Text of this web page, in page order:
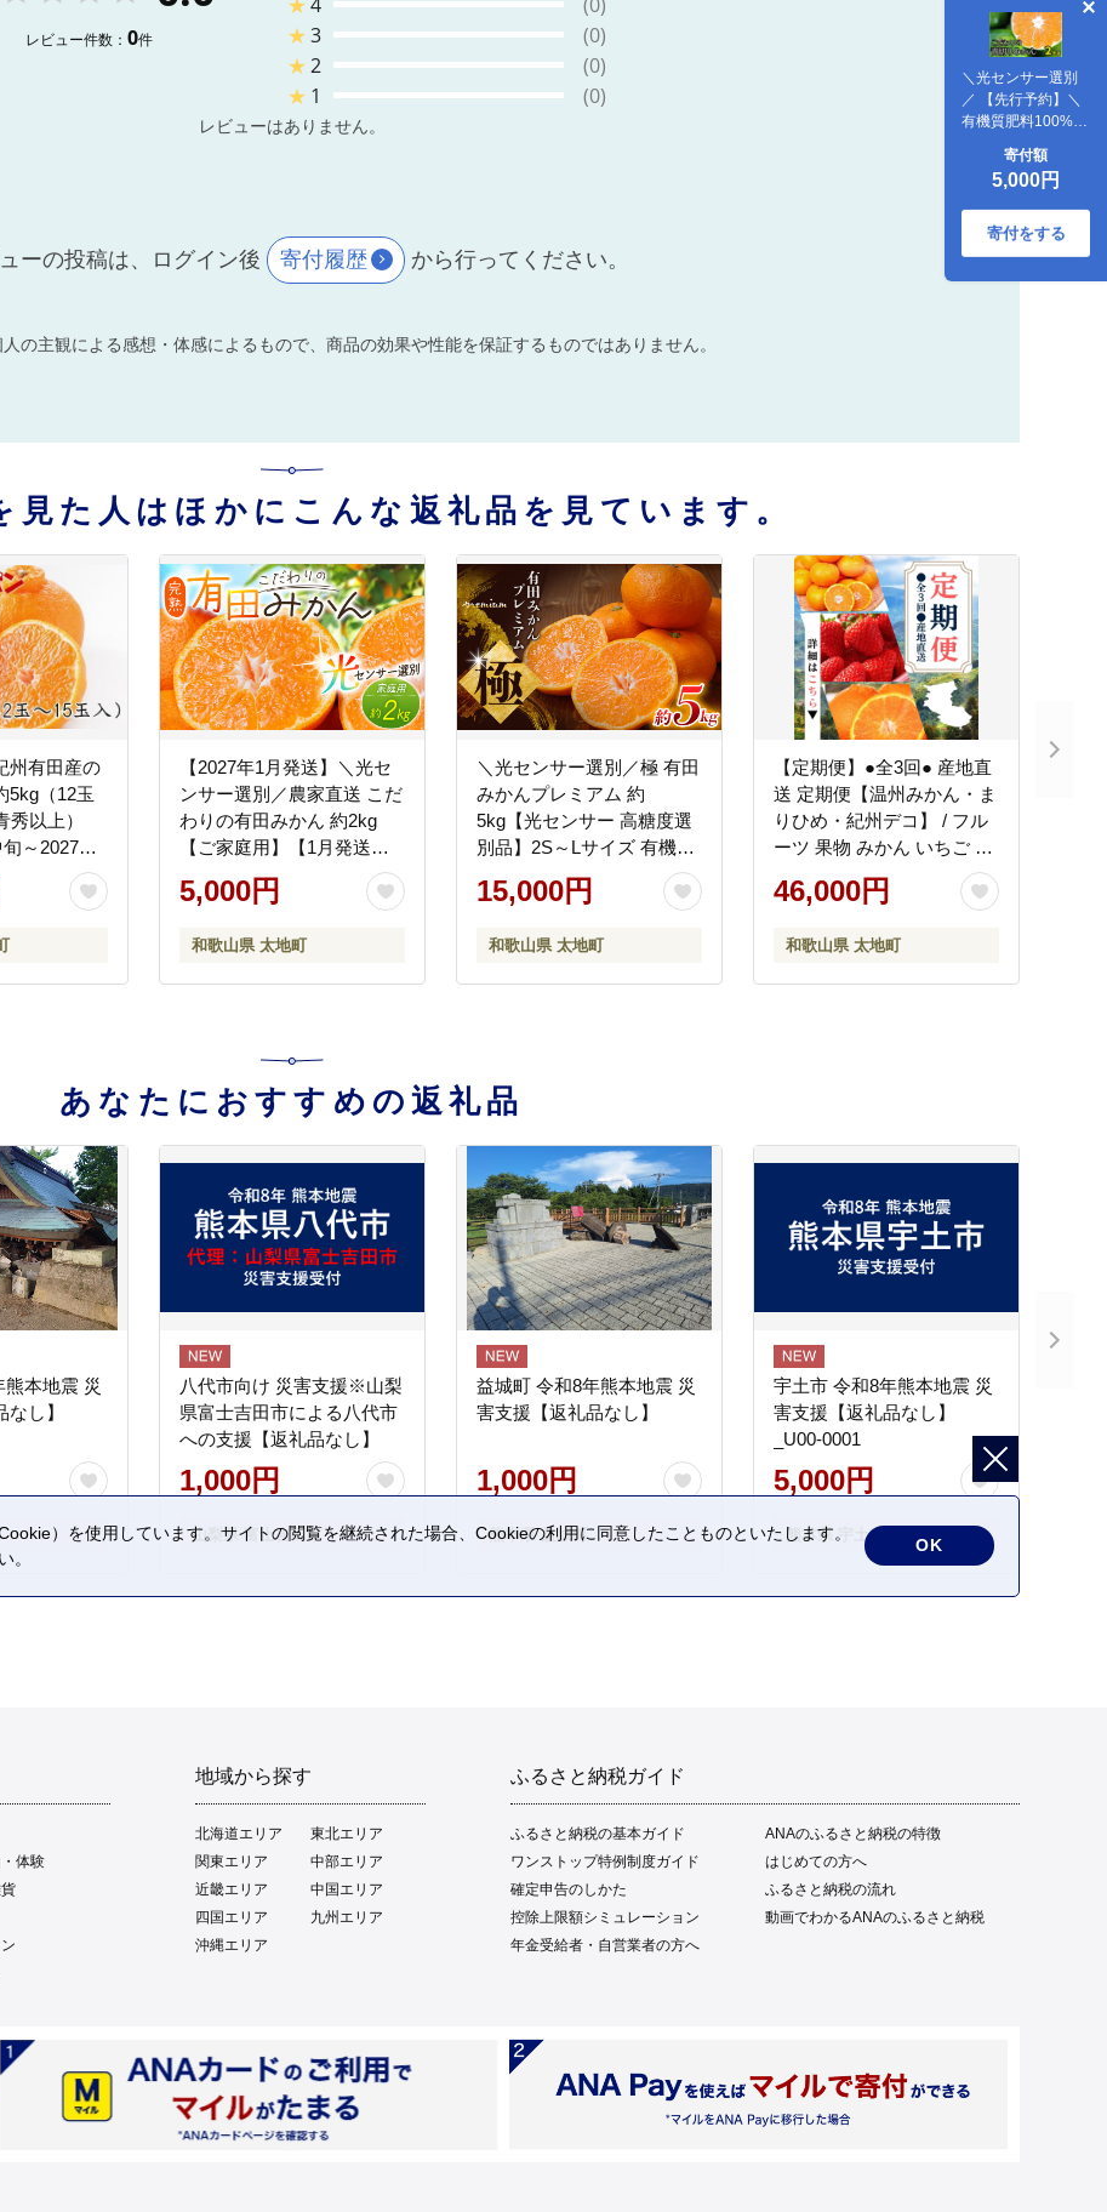
＼光センサー選別
／ 【先行予約】＼
有機質肥料100%／
みかん 約2kg サイ
ズ混合 【2026年9
月～10月に順次発
送予定】
【nuk169B】
寄付額
5,000円
寄付をする
レビュー件数： 0件
★3
(0)
★2
(0)
★ 1 (0)
レビューはありません。
ーの投稿は、ログイン後 寄付履歴 から行ってください。
の主観による感想・体感によるもので、商品の効果や性能を保証するものではありません。
見た人はほかにこんな返礼品を見ています。
州有田産の
5kg（12玉
秀以上）
～2027年3
【2027年1月発送】＼光セ
ンサー選別／農家直送 こだ
わりの有田みかん 約2kg
【ご家庭用】【1月発送】
みかん ミカン 有田みかん
温州みかん 柑橘 有田 和歌
送不可/みかん ミカン 有田
みかん 温州みかん 柑橘 有
5,000円
和歌山県 太地町
＼光センサー選別／極 有田
みかんプレミアム 約
5kg【光センサー 高糖度選
別品】2S～Lサイズ 有機質
肥料100% ※2026年11月～
2027年1月に順次発送予定
配送不可 【nuk155G】
15,000円
和歌山県 太地町
【定期便】●全3回● 産地直
送 定期便【温州みかん・ま
りひめ・紀州デコ】 / フル
ーツ 果物 みかん いちご 旬
定期便 【tkb352】
46,000円
和歌山県 太地町
あなたにおすすめの返礼品
熊本地震 災
し】
八代市向け 災害支援※山梨
県富士吉田市による八代市
への支援【返礼品なし】
1,000円
山梨県 富士吉田市
益城町 令和8年熊本地震 災
害支援【返礼品なし】
1,000円
熊本県 益城町
宇土市 令和8年熊本地震 災
害支援【返礼品なし】
_U00-0001
5,000円
熊本県 宇土市
体験
地域から探す
北海道エリア
東北エリア
関東エリア
中部エリア
近畿エリア
中国エリア
四国エリア
九州エリア
沖縄エリア
ふるさと納税ガイド
ふるさと納税の基本ガイド
ANAのふるさと納税の特徴
ワンストップ特例制度ガイド
はじめての方へ
確定申告のしかた
ふるさと納税の流れ
控除上限額シミュレーション
動画でわかるANAのふるさと納税
年金受給者・自営業者の方へ
）を使用しています。サイトの閲覧を継続された場合、Cookieの利用に同意したことものといたします。
。
OK